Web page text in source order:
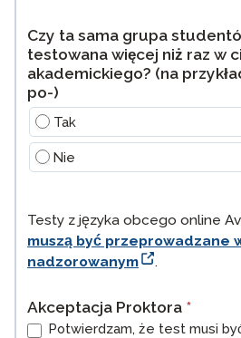
Czy ta sama grupa
testowana więcej niż raz w
akademickiego? (na
po-)
Tak
Nie
Testy z języka obcego online
muszą być przeprowadzane
nadzorowanym
.
Akceptacja Proktora *
Potwierdzam, że test musi